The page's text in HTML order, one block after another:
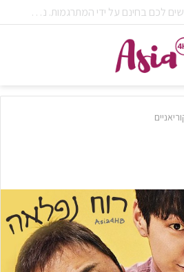
אל תשכחו לפרגן בתגובות.